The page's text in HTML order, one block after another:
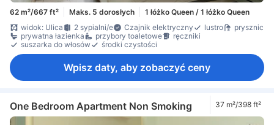
62 m²/667 ft² Maks. 5 dorosłych
1 łóżko Queen / 1 łóżko Queen
widok: Ulica
2 sypialni/e Czajnik elektryczny lustro
prysznic
prywatna łazienka
przybory toaletowe
ręczniki
suszarka do włosów
środki czystości
Wpisz daty, aby zobaczyć ceny
One Bedroom Apartment Non Smoking 37 m²/398 ft²